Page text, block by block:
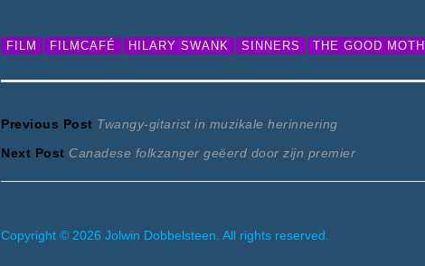
FILM FILMCAFÉ HILARY SWANK SINNERS THE GOOD
Bericht
navigatie
Previous Post Previous
post:
Twangy-gitarist in muzikale herinnering
Next Post Next
post:
Canadese folkzanger geëerd door zijn premier
Copyright © 2026 Jolwin Dobbelsteen. All rights reserved.